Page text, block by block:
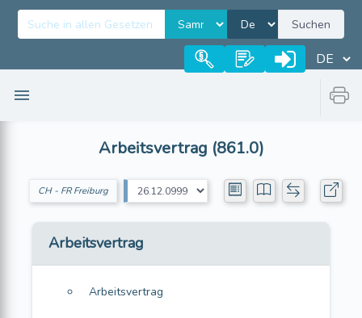
Suchen
Arbeitsvertrag (861.0)
CH - FR Freiburg
Arbeitsvertrag
Arbeitsvertrag